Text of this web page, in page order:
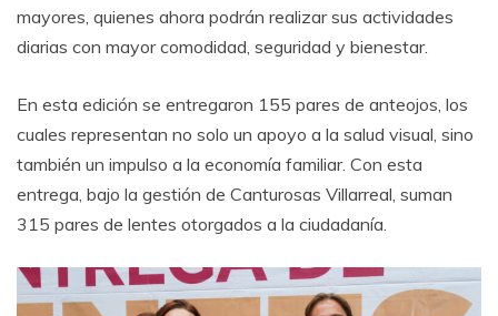
mayores, quienes ahora podrán realizar sus actividades
diarias con mayor comodidad, seguridad y bienestar.
En esta edición se entregaron 155 pares de anteojos, los
cuales representan no solo un apoyo a la salud visual, sino
también un impulso a la economía familiar. Con esta
entrega, bajo la gestión de Canturosas Villarreal, suman
315 pares de lentes otorgados a la ciudadanía.